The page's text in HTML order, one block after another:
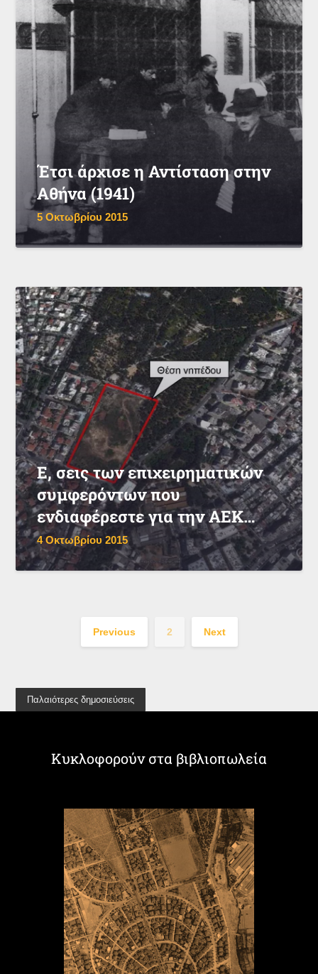
Έτσι άρχισε η Αντίσταση στην
Αθήνα (1941)
5 Οκτωβρίου 2015
Ε, σεις των επιχειρηματικών
συμφερόντων που
ενδιαφέρεστε για την ΑΕΚ…
4 Οκτωβρίου 2015
Previous 2 Next
Παλαιότερες δημοσιεύσεις
Κυκλοφορούν στα βιβλιοπωλεία